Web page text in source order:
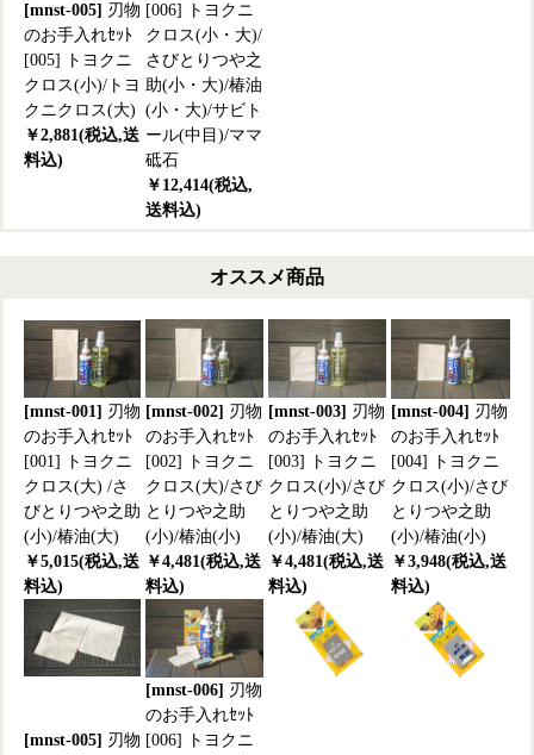
[mnst-005] 刃物
のお手入れｾｯﾄ
[005] トヨクニ
クロス(小)/トヨ
クニクロス(大)
￥2,881(税込,送
料込)
[006] トヨクニ
クロス(小・大)/
さびとりつや之
助(小・大)/椿油
(小・大)/サビト
ール(中目)/ママ
砥石
￥12,414(税込,
送料込)
オススメ商品
[mnst-001] 刃物
のお手入れｾｯﾄ
[001] トヨクニ
クロス(大) /さ
びとりつや之助
(小)/椿油(大)
￥5,015(税込,送
料込)
[mnst-002] 刃物
のお手入れｾｯﾄ
[002] トヨクニ
クロス(大)/さび
とりつや之助
(小)/椿油(小)
￥4,481(税込,送
料込)
[mnst-003] 刃物
のお手入れｾｯﾄ
[003] トヨクニ
クロス(小)/さび
とりつや之助
(小)/椿油(大)
￥4,481(税込,送
料込)
[mnst-004] 刃物
のお手入れｾｯﾄ
[004] トヨクニ
クロス(小)/さび
とりつや之助
(小)/椿油(小)
￥3,948(税込,送
料込)
[mnst-005] 刃物
[mnst-006] 刃物
のお手入れｾｯﾄ
[006] トヨクニ